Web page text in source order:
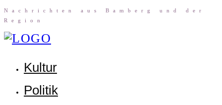
Nach­rich­ten aus Bam­berg und der
Region
Kul­tur
Poli­tik